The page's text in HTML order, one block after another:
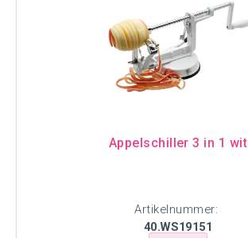
Appelschiller 3 in 1 wit
Artikelnummer:
40.WS19151